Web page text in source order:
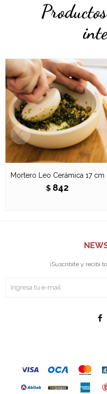
Mortero Leo Cerámica 17 cm
$ 842
¡Suscribite y recibí
